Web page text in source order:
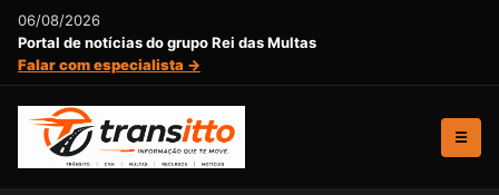
06/08/2026
Portal de notícias do grupo Rei das Multas
Falar com especialista →
☰